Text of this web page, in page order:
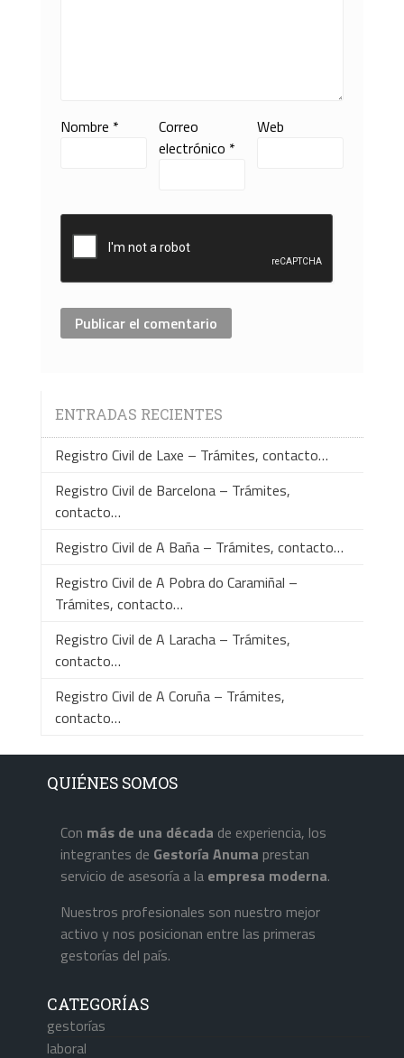
Nombre *
Correo
electrónico *
Web
ENTRADAS RECIENTES
Registro Civil de Laxe – Trámites, contacto…
Registro Civil de Barcelona – Trámites,
contacto…
Registro Civil de A Baña – Trámites, contacto…
Registro Civil de A Pobra do Caramiñal –
Trámites, contacto…
Registro Civil de A Laracha – Trámites,
contacto…
Registro Civil de A Coruña – Trámites,
contacto…
QUIÉNES SOMOS
Con más de una década de experiencia, los
integrantes de Gestoría Anuma prestan
servicio de asesoría a la empresa moderna.
Nuestros profesionales son nuestro mejor
activo y nos posicionan entre las primeras
gestorías del país.
CATEGORÍAS
gestorías
laboral